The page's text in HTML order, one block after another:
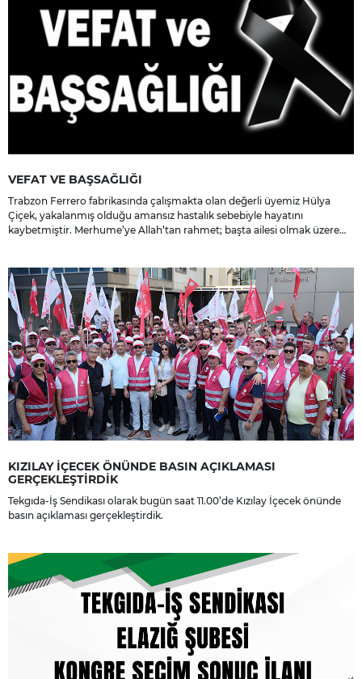
VEFAT VE BAŞSAĞLIĞI
Trabzon Ferrero fabrikasında çalışmakta olan değerli üyemiz Hülya
Çiçek, yakalanmış olduğu amansız hastalık sebebiyle hayatını
kaybetmiştir. Merhume’ye Allah’tan rahmet; başta ailesi olmak üzere
KIZILAY İÇECEK ÖNÜNDE BASIN AÇIKLAMASI
GERÇEKLEŞTİRDİK
Tekgıda-İş Sendikası olarak bugün saat 11.00’de Kızılay İçecek önünde
basın açıklaması gerçekleştirdik.